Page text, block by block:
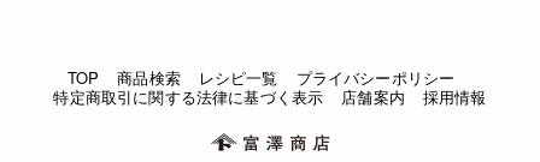
TOP 商品検索 レシピ一覧
プライバシーポリシー
特定商取引に関する法律に基づく表示
店舗案内 採用情報